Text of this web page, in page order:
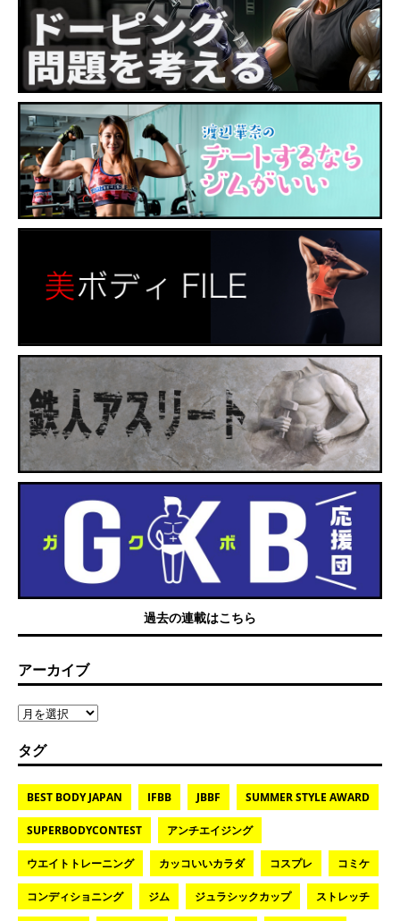
過去の連載はこちら
アーカイブ
タグ
BEST BODY JAPAN IFBB JBBF SUMMER STYLE AWARD
SUPERBODYCONTEST アンチエイジング
ウエイトトレーニング カッコいいカラダ コスプレ コミケ
コンディショニング ジム ジュラシックカップ ストレッチ